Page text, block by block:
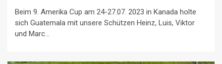
Beim 9. Amerika Cup am 24-27.07. 2023 in Kanada holte
sich Guatemala mit unsere Schützen Heinz, Luis, Viktor
und Marc...